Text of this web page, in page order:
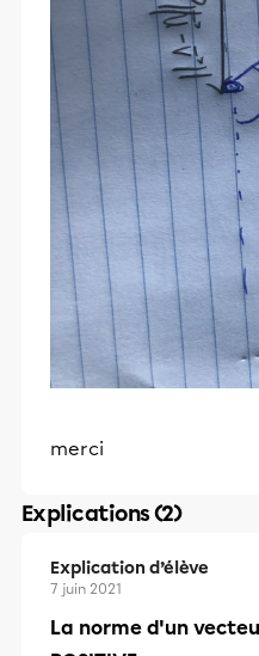
merci
Explications (2)
Explication d’élève
7 juin 2021
La norme d'un